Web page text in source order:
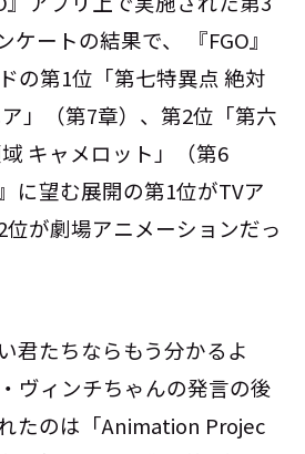
ケートの結果で、 『FGO』
の第1位「第七特異点 絶対
」（第7章）、第2位「第六
キャメロット」（第6
に望む展開の第1位がTVア
が劇場アニメーションだっ
君たちならもう分かるよ
ヴィンチちゃんの発言の後
たのは「Animation Projec